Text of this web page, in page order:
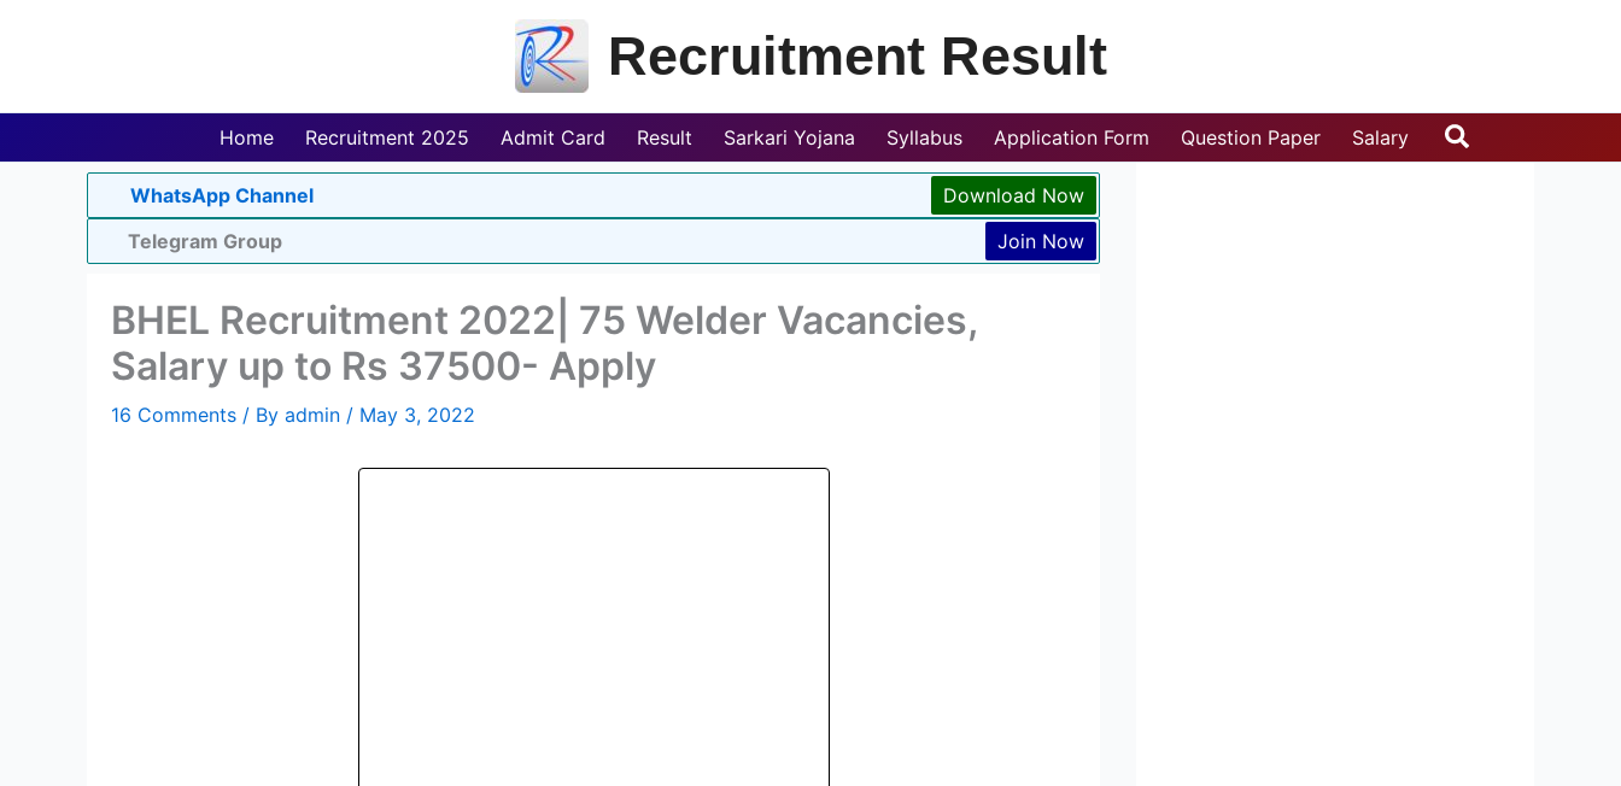
Recruitment Result
Home Recruitment 2025 Admit Card Result Sarkari Yojana Syllabus Application Form Question Paper Salary Search
WhatsApp Channel
Download Now
Telegram Group
Join Now
BHEL Recruitment 2022| 75 Welder Vacancies,
Salary up to Rs 37500- Apply
16 Comments / By admin / May 3, 2022